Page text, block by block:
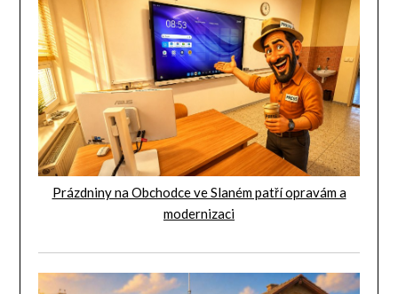
Prázdniny na Obchodce ve Slaném patří opravám a
modernizaci